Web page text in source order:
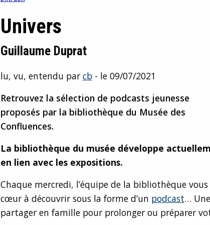
Univers
Guillaume Duprat
lu, vu, entendu par cb- le 09/07/2021
Retrouvez la sélection de podcasts jeunesse
proposés par la bibliothèque du Musée des
Confluences.
La bibliothèque du musée développe
en lien avec les expositions.
Chaque mercredi, l’équipe de la bibliothèque
cœur à découvrir sous la forme d’un podcast…
partager en famille pour prolonger ou préparer